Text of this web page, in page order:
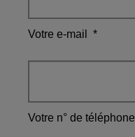
Votre e-mail *
Votre n° de téléphone